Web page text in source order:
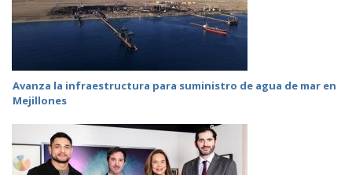
Avanza la infraestructura para suministro de agua de mar en
Mejillones